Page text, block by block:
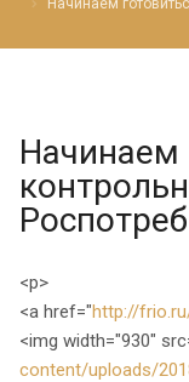
Начинаем
Начинаем
<p>
<a href="http://
<img width="930"
content/uploads/